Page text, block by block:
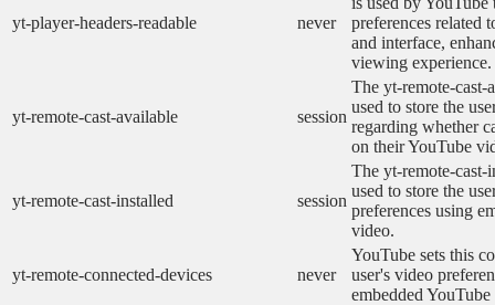
yt-player-headers-readable never
preferences related
and interface,
viewing experience.
yt-remote-cast-available session
The yt-remote-cast-
used to store the
regarding whether
on their YouTube
yt-remote-cast-installed session
The yt-remote-cast-
used to store the
preferences using
video.
yt-remote-connected-devices never
YouTube sets this
user's video
embedded